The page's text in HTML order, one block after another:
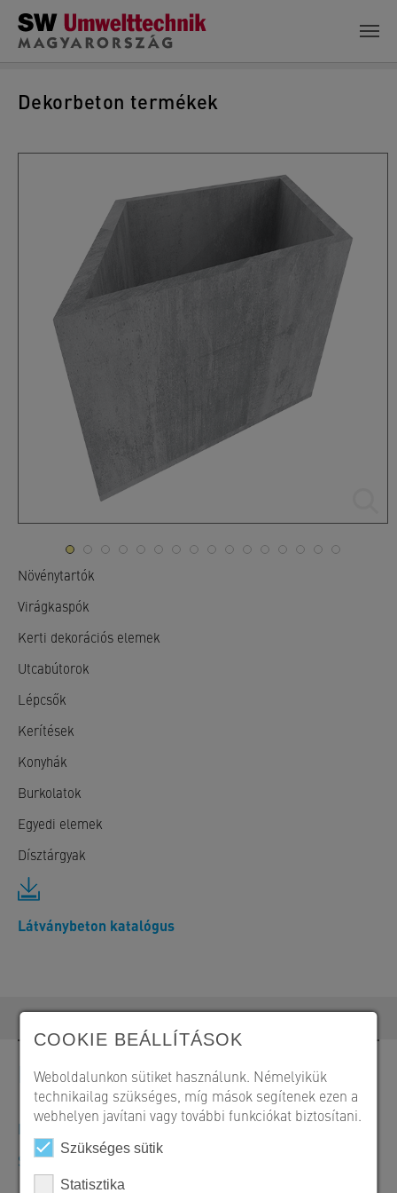
Skip to main content
Dekorbeton termékek
Növénytartók
Virágkaspók
Kerti dekorációs elemek
Utcabútorok
Lépcsők
Kerítések
Konyhák
Burkolatok
Egyedi elemek
Dísztárgyak
Látványbeton katalógus
Kapcsolat
Megrendelések, ajánlatok és termékinformációk
SW Umwelttechnik Magyarország Kft.
COOKIE BEÁLLÍTÁSOK
Weboldalunkon sütiket használunk. Némelyikük
technikailag szükséges, míg mások segítenek ezen a
webhelyen javítani vagy további funkciókat biztosítani.
Szükséges sütik
Statisztika